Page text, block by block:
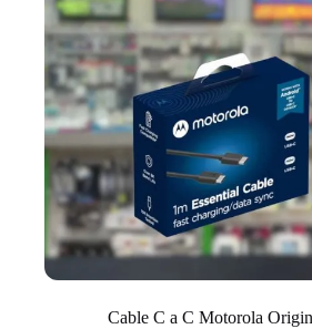
Cable C a C Motorola